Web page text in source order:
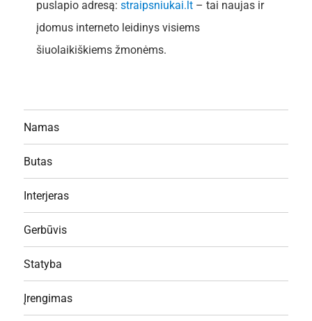
puslapio adresą: straipsniukai.lt– tai naujas ir
įdomus interneto leidinys visiems
šiuolaikiškiems žmonėms.
Namas
Butas
Interjeras
Gerbūvis
Statyba
Įrengimas